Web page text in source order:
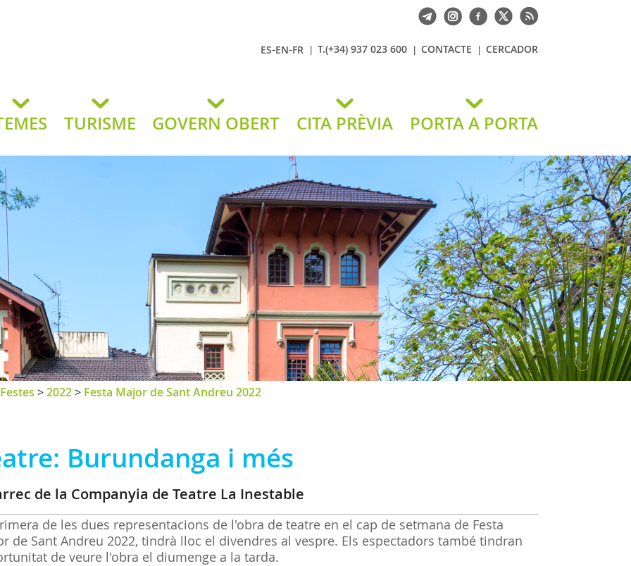
ES-EN-FR T.(+34) 937 023 600 CONTACTE CERCADOR
TURISME GOVERN OBERT CITA PRÈVIA PORTA A PORTA
Festes >2022> Festa Major de Sant Andreu 2022
Burundanga i més
de la Companyia de Teatre La Inestable
de les dues representacions de l'obra de teatre en el cap de setmana de Festa
de Sant Andreu 2022, tindrà lloc el divendres al vespre. Els espectadors també tindran
de veure l'obra el diumenge a la tarda.